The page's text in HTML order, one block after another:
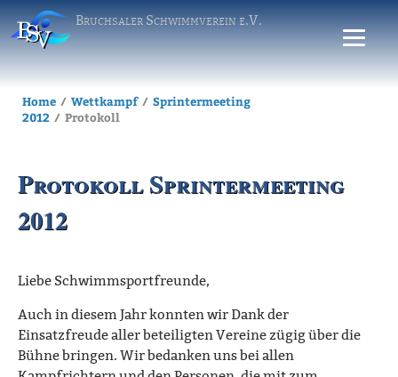
Bruchsaler Schwimmverein e.V.
Home Wettkampf Sprintermeeting
2012
Protokoll
Protokoll Sprintermeeting
2012
Liebe Schwimmsportfreunde,
Auch in diesem Jahr konnten wir Dank der
Einsatzfreude aller beteiligten Vereine zügig über die
Bühne bringen. Wir bedanken uns bei allen